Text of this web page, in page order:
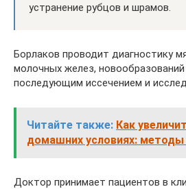
устранение рубцов и шрамов.
Борлаков проводит диагностику
молочных желез,
последующим иссечением и
Читайте также: Как
домашних условиях: методы
Доктор принимает пациентов в